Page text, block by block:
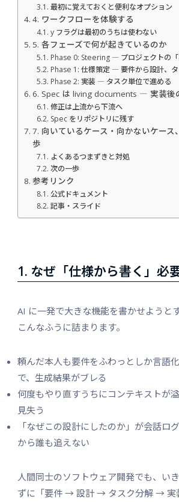
最初に覚えておくと便利なオプション
4. ワークフローを体験する
y フラグは最初のうちは使わない
5. 各フェーズで何が起きているのか
Phase 0: Steering ― プロジェクトの
Phase 1: 仕様策定 ― 要件から設計、
Phase 2: 実装 ― タスク単位で進める
6. Spec は living documents ― 実装後
修正は上流から下流へ
Spec をリポジトリに残す
7. 向いているケース・向かないケース
歩
よくあるつまずきと対処
次の一歩
参考リンク
公式ドキュメント
記事・スライド
1. なぜ「仕様から書く」必
AI に一発で大きな機能を書かせようと
こんなふうに詰まります。
頼んだ本人も要件をふわっとしか言語
で、生成結果がブレる
何度もやり直すうちにコンテキストが
見失う
「なぜこの設計にしたのか」が会話ロ
から誰も追えない
人間同士のソフトウェア開発でも、い
ずに「要件 → 設計 → タスク分解 → 実